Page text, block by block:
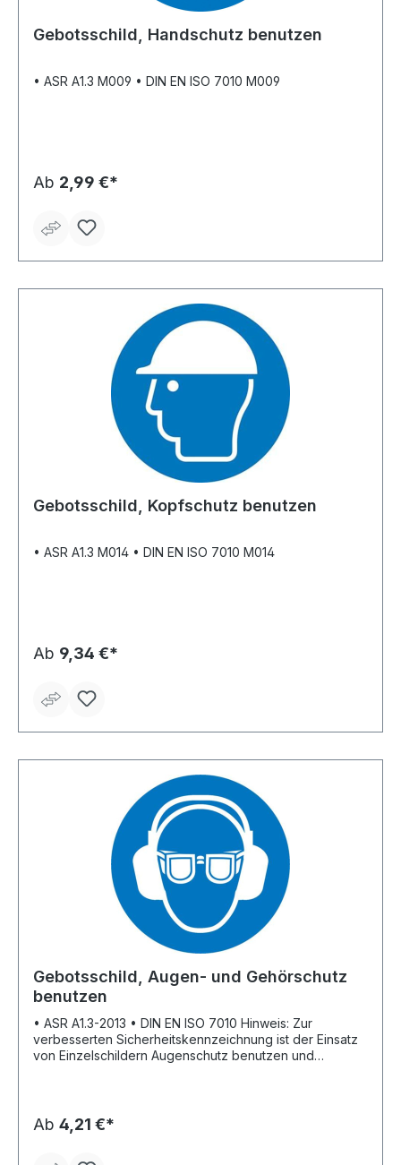
Gebotsschild, Handschutz benutzen
• ASR A1.3 M009 • DIN EN ISO 7010 M009
Ab 2,99 €*
Gebotsschild, Kopfschutz benutzen
• ASR A1.3 M014 • DIN EN ISO 7010 M014
Ab 9,34 €*
Gebotsschild, Augen- und Gehörschutz
benutzen
• ASR A1.3-2013 • DIN EN ISO 7010 Hinweis: Zur
verbesserten Sicherheitskennzeichnung ist der Einsatz
von Einzelschildern Augenschutz benutzen und
Ab 4,21 €*